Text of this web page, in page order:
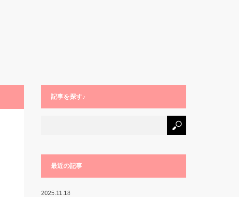
記事を探す♪
最近の記事
2025.11.18